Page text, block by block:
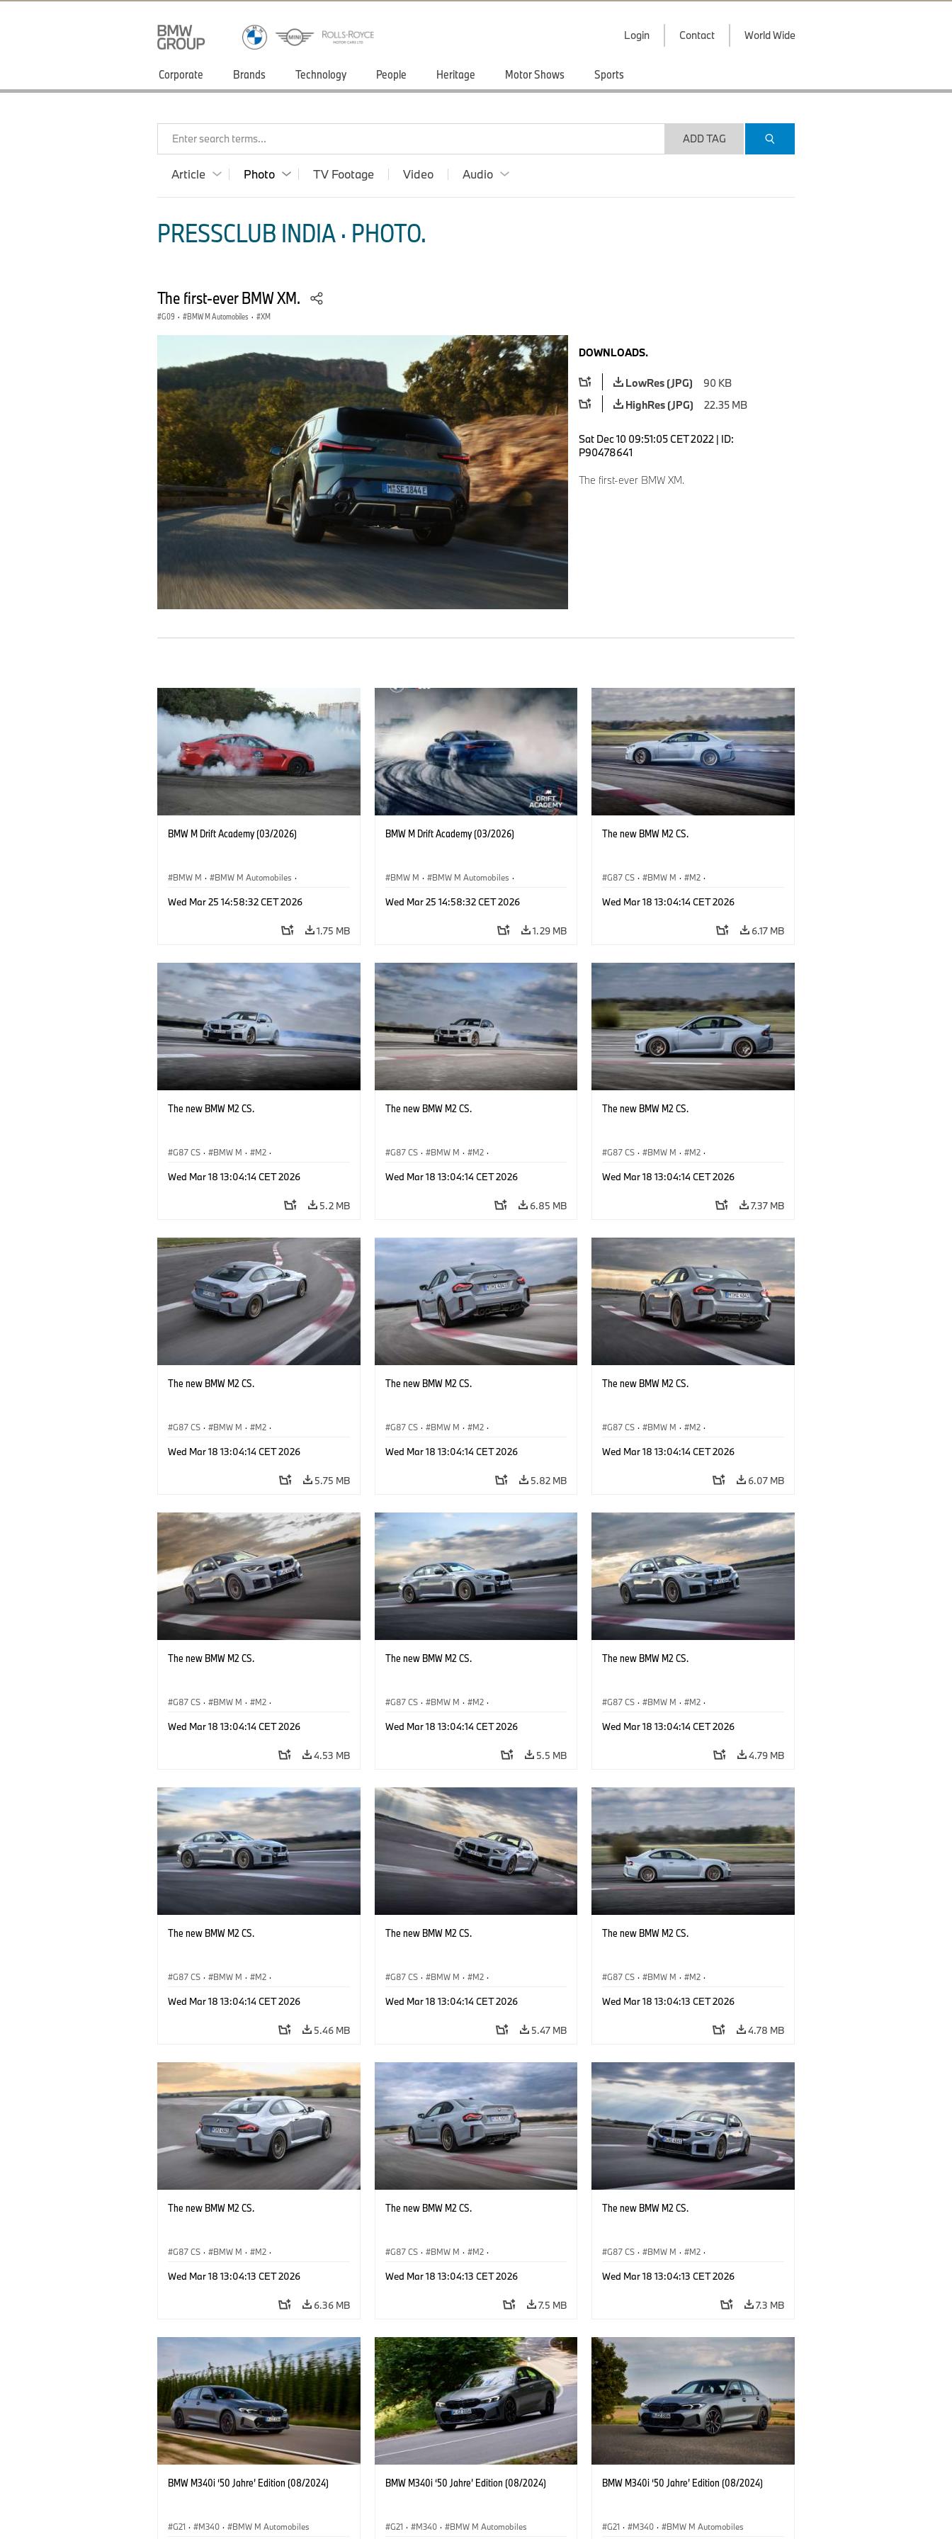
Login Contact World Wide
Corporate Brands Technology People Heritage Motor Shows Sports
Enter search terms... ADD TAG
Article Photo TV Footage Video Audio
PRESSCLUB INDIA · PHOTO.
The first-ever BMW XM.
G09 · BMW M Automobiles · XM
DOWNLOADS.
LowRes (JPG)
90 KB
HighRes (JPG)
22.35 MB
Sat Dec 10 09:51:05 CET 2022 | ID:
P90478641
The first-ever BMW XM.
BMW M Drift Academy (03/2026)
BMW M · BMW M Automobiles ·
Wed Mar 25 14:58:32 CET 2026
1.75 MB
BMW M Drift Academy (03/2026)
BMW M · BMW M Automobiles ·
Wed Mar 25 14:58:32 CET 2026
1.29 MB
The new BMW M2 CS.
G87 CS · BMW M · M2 ·
Wed Mar 18 13:04:14 CET 2026
6.17 MB
The new BMW M2 CS.
G87 CS · BMW M · M2 ·
Wed Mar 18 13:04:14 CET 2026
5.2 MB
The new BMW M2 CS.
G87 CS · BMW M · M2 ·
Wed Mar 18 13:04:14 CET 2026
6.85 MB
The new BMW M2 CS.
G87 CS · BMW M · M2 ·
Wed Mar 18 13:04:14 CET 2026
7.37 MB
The new BMW M2 CS.
G87 CS · BMW M · M2 ·
Wed Mar 18 13:04:14 CET 2026
5.75 MB
The new BMW M2 CS.
G87 CS · BMW M · M2 ·
Wed Mar 18 13:04:14 CET 2026
5.82 MB
The new BMW M2 CS.
G87 CS · BMW M · M2 ·
Wed Mar 18 13:04:14 CET 2026
6.07 MB
The new BMW M2 CS.
G87 CS · BMW M · M2 ·
Wed Mar 18 13:04:14 CET 2026
4.53 MB
The new BMW M2 CS.
G87 CS · BMW M · M2 ·
Wed Mar 18 13:04:14 CET 2026
5.5 MB
The new BMW M2 CS.
G87 CS · BMW M · M2 ·
Wed Mar 18 13:04:14 CET 2026
4.79 MB
The new BMW M2 CS.
G87 CS · BMW M · M2 ·
Wed Mar 18 13:04:14 CET 2026
5.46 MB
The new BMW M2 CS.
G87 CS · BMW M · M2 ·
Wed Mar 18 13:04:14 CET 2026
5.47 MB
The new BMW M2 CS.
G87 CS · BMW M · M2 ·
Wed Mar 18 13:04:13 CET 2026
4.78 MB
The new BMW M2 CS.
G87 CS · BMW M · M2 ·
Wed Mar 18 13:04:13 CET 2026
6.36 MB
The new BMW M2 CS.
G87 CS · BMW M · M2 ·
Wed Mar 18 13:04:13 CET 2026
7.5 MB
The new BMW M2 CS.
G87 CS · BMW M · M2 ·
Wed Mar 18 13:04:13 CET 2026
7.3 MB
BMW M340i ‘50 Jahre’ Edition (08/2024)
G21 · M340 · BMW M Automobiles
BMW M340i ‘50 Jahre’ Edition (08/2024)
G21 · M340 · BMW M Automobiles
BMW M340i ‘50 Jahre’ Edition (08/2024)
G21 · M340 · BMW M Automobiles